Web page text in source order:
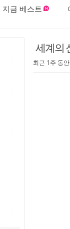
지금 베스트
세계의
최근 1주 동